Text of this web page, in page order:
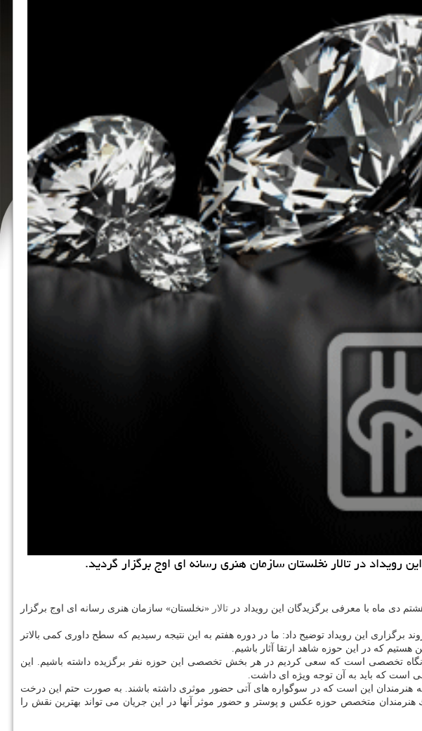
در تالار نخلستان سازمان هنری رسانه ای اوج برگزار گردید.
دی ماه با معرفی برگزیدگان این رویداد در تالار «نخلستان» سازمان هنری رسانه ای اوج برگزار
این رویداد توضیح داد: ما در دوره هفتم به این نتیجه رسیدیم كه سطح داوری كمی بالاتر
كه در این حوزه شاهد ارتقا آثار باشیم.
نگاه تخصصی است كه سعی كردیم در هر بخش تخصصی این حوزه نفر برگزیده داشته باشیم. این
است كه باید به آن توجه ویژه ای داشت.
این است كه در سوگواره های آتی حضور موثری داشته باشند. به صورت حتم این درخت
هنرمندان متخصص حوزه عكس و پوستر و حضور موثر آنها در این جریان می تواند بهترین نقش را